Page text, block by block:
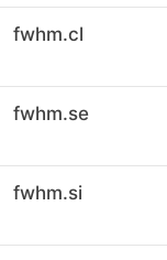
fwhm.cl
fwhm.se
fwhm.si